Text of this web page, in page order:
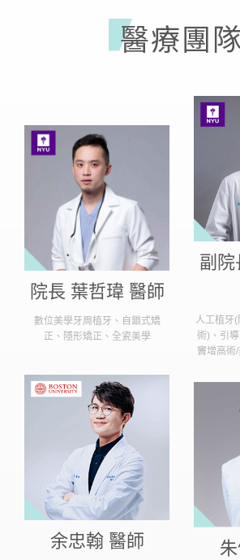
醫療團隊
院長 葉哲瑋 醫師
數位美學牙周植牙、自鎖式矯
正、隱形矯正、全瓷美學
副院
人工植牙
術)、引
竇增高術
余忠翰 醫師